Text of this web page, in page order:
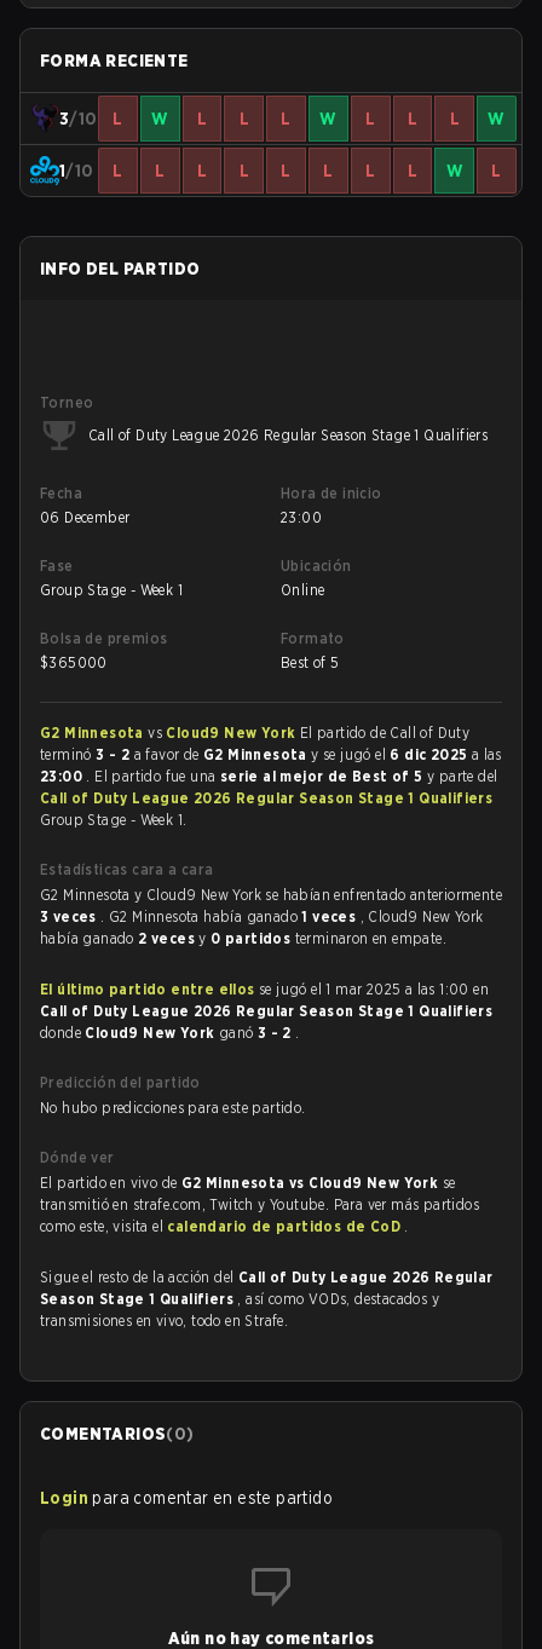
FORMA RECIENTE
3/10 L W L L L W L L L W
1/10 L L L L L L L L W L
INFO DEL PARTIDO
Torneo
Call of Duty League 2026 Regular Season Stage 1 Qualifiers
Fecha
06 December
Hora de inicio
23:00
Fase
Group Stage - Week 1
Ubicación
Online
Bolsa de premios
$365000
Formato
Best of 5
G2 Minnesotavs Cloud9 New York El partido de Call of Duty
terminó3 - 2 a favor de G2 Minnesotay se jugó el 6 dic 2025 a las
23:00 . El partido fue una serie al mejor de Best of 5y parte del
Call of Duty League 2026 Regular Season Stage 1 Qualifiers
Group Stage - Week 1.
Estadísticas cara a cara
G2 Minnesota y Cloud9 New York se habían enfrentado anteriormente
3 veces . G2 Minnesota había ganado1 veces , Cloud9 New York
había ganado 2 vecesy 0 partidos terminaron en empate.
El último partido entre ellos se jugó el 1 mar 2025 a las 1:00 en
Call of Duty League 2026 Regular Season Stage 1 Qualifiers
donde Cloud9 New York ganó 3 - 2 .
Predicción del partido
No hubo predicciones para este partido.
Dónde ver
El partido en vivo de G2 Minnesota vs Cloud9 New York se
transmitió en strafe.com, Twitch y Youtube. Para ver más partidos
como este, visita el calendario de partidos de CoD .
Sigue el resto de la acción del Call of Duty League 2026 Regular
Season Stage 1 Qualifiers , así como VODs, destacados y
transmisiones en vivo, todo en Strafe.
COMENTARIOS(0)
Login para comentar en este partido
Aún no hay comentarios